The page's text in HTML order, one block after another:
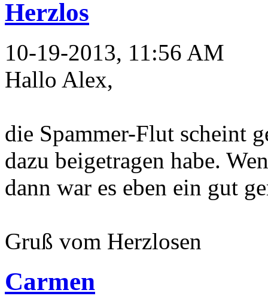
Herzlos
10-19-2013, 11:56 AM
Hallo Alex,
die Spammer-Flut scheint
dazu beigetragen habe.
dann war es eben ein gut
Gruß vom Herzlosen
Carmen